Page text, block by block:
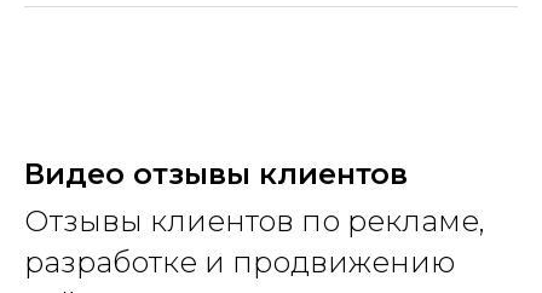
Видео отзывы клиентов
Отзывы клиентов по рекламе,
разработке и продвижению